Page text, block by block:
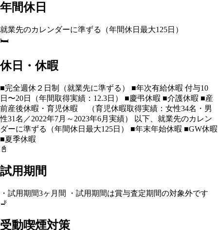
年間休日
就業先のカレンダーに準ずる（年間休日最大125日）
🛏️
休日・休暇
■完全週休２日制（就業先に準ずる） ■年次有給休暇 付与10
日〜20日（年間取得実績：12.3日） ■慶弔休暇 ■介護休暇 ■産
前産後休暇・育児休暇 （育児休暇取得実績：女性34名・男
性31名／2022年7月～2023年6月実績） 以下、就業先のカレン
ダーに準ずる（年間休日最大125日） ■年末年始休暇 ■GW休暇
■夏季休暇
📓
試用期間
・試用期間3ヶ月間 ・試用期間は賞与査定期間の対象外です
🚬
受動喫煙対策